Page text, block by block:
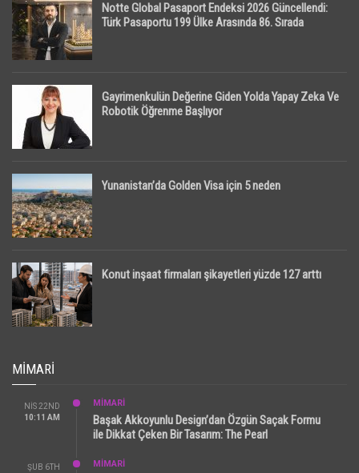
Notte Global Pasaport Endeksi 2026 Güncellendi:
Türk Pasaportu 199 Ülke Arasında 86. Sırada
Gayrimenkulün Değerine Giden Yolda Yapay Zeka Ve
Robotik Öğrenme Başlıyor
Yunanistan’da Golden Visa için 5 neden
Konut inşaat firmaları şikayetleri yüzde 127 arttı
MIMARI
NIS 22ND
10:11 AM
MİMARİ
Başak Akkoyunlu Design’dan Özgün Saçak Formu
ile Dikkat Çeken Bir Tasarım: The Pearl
ŞUB 6TH
MİMARİ